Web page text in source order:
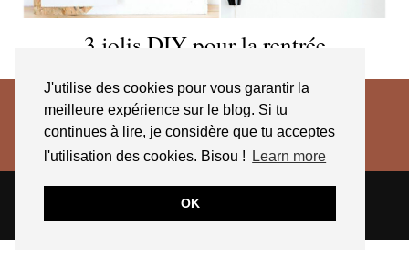
J'utilise des cookies pour vous garantir la
meilleure expérience sur le blog. Si tu
continues à lire, je considère que tu acceptes
l'utilisation des cookies. Bisou !
Learn more
OK
3 jolis DIY pour la rentrée
THEME CREATED BYpipdig